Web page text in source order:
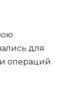
для
операций